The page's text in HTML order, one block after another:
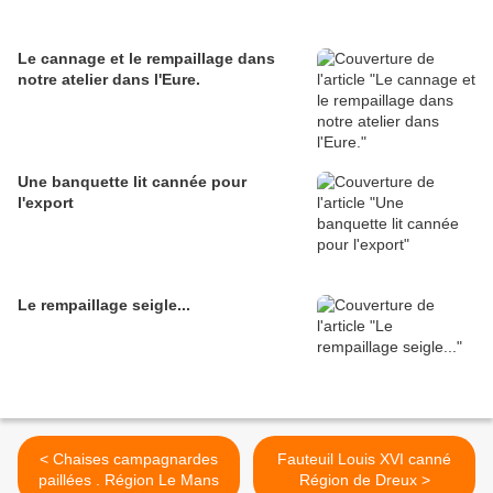
Le cannage et le rempaillage dans
notre atelier dans l'Eure.
Une banquette lit cannée pour
l'export
Le rempaillage seigle...
< Chaises campagnardes
paillées . Région Le Mans
Fauteuil Louis XVI canné
Région de Dreux >